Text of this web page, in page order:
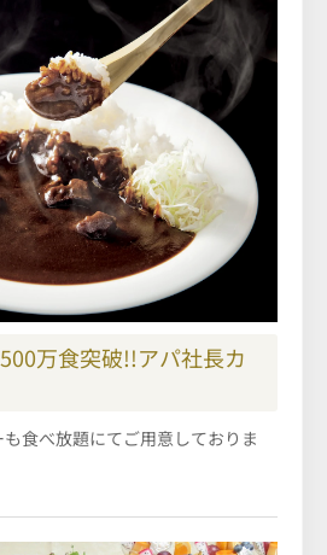
万食突破!!アパ社長カ
食べ放題にてご用意しておりま